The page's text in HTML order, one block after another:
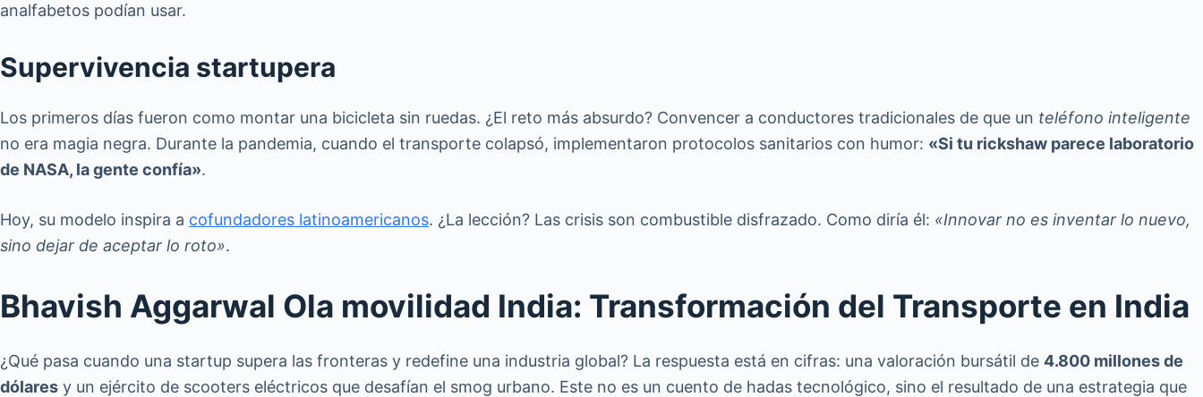
analfabetos podían usar.
Supervivencia startupera
Los primeros días fueron como montar una bicicleta sin ruedas. ¿El reto más absurdo? Convencer a conductores tradicionales de que un teléfono inteligente
no era magia negra. Durante la pandemia, cuando el transporte colapsó, implementaron protocolos sanitarios con humor: «Si tu rickshaw parece laboratorio
de NASA, la gente confía».
Hoy, su modelo inspira a cofundadores latinoamericanos. ¿La lección? Las crisis son combustible disfrazado. Como diría él: «Innovar no es inventar lo nuevo,
sino dejar de aceptar lo roto».
Bhavish Aggarwal Ola movilidad India: Transformación del Transporte en India
¿Qué pasa cuando una startup supera las fronteras y redefine una industria global? La respuesta está en cifras: una valoración bursátil de 4.800 millones de
dólares y un ejército de scooters eléctricos que desafían el smog urbano. Este no es un cuento de hadas tecnológico, sino el resultado de una estrategia que